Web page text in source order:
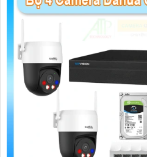
biết để được tư vấn chi tiết hơn.